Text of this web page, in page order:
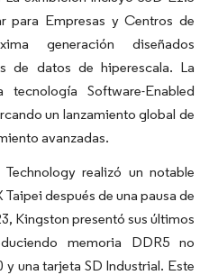
para Empresas y Centros de
generación diseñados
de datos de hiperescala. La
Software-Enabled
un lanzamiento global de
avanzadas.
realizó un notable
después de una pausa de
Kingston presentó sus últimos
memoria DDR5 no
y una tarjeta SD Industrial. Este